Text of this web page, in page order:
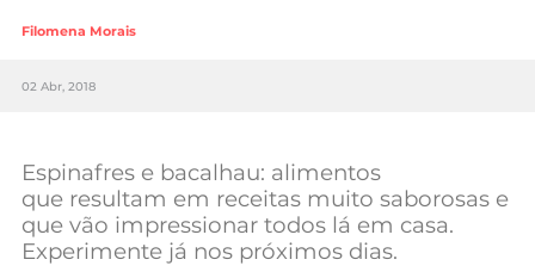
Lifestyle
Sociedade
Negócios
Mundial 2026
Filomena Morais
02 Abr, 2018
Espinafres e bacalhau: alimentos
que resultam em receitas muito saborosas e
que vão impressionar todos lá em casa.
Experimente já nos próximos dias.